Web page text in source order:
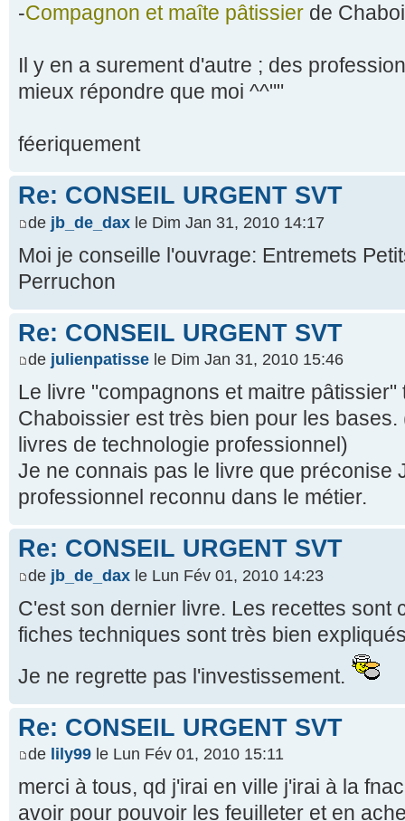
-Compagnon et maîte pâtissier de
Il y en a surement d'autre ; des
mieux répondre que moi ^^""
féeriquement
Re: CONSEIL URGENT SVT
de jb_de_dax le Dim Jan 31, 2010 14:17
Moi je conseille l'ouvrage: Entremets
Perruchon
Re: CONSEIL URGENT SVT
de julienpatisse le Dim Jan 31, 2010 15:46
Le livre "compagnons et maitre pâtissier"
Chaboissier est très bien pour les
livres de technologie professionnel)
Je ne connais pas le livre que préconise
professionnel reconnu dans le métier.
Re: CONSEIL URGENT SVT
de jb_de_dax le Lun Fév 01, 2010 14:23
C'est son dernier livre. Les recettes sont
fiches techniques sont très bien
Je ne regrette pas l'investissement.
Re: CONSEIL URGENT SVT
de lily99 le Lun Fév 01, 2010 15:11
merci à tous, qd j'irai en ville j'irai à la
avoir pour pouvoir les feuilleter et en